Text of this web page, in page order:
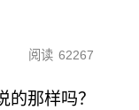
阅读 62267
那样吗？